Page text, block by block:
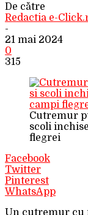
De către
Redactia e-
-
21 mai 2024
0
315
Cutremur
scoli
flegrei
Facebook
Twitter
Pinterest
WhatsApp
Un cutremur cu